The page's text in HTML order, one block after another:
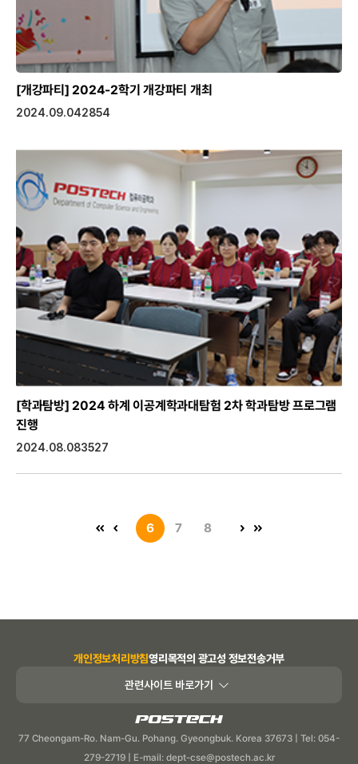
[개강파티] 2024-2학기 개강파티 개최
2024.09.042854
[학과탐방] 2024 하계 이공계학과대탐험 2차 학과탐방 프로그램
진행
2024.08.083527
6 7 8
개인정보처리방침영리목적의 광고성 정보전송거부
관련사이트 바로가기
77 Cheongam-Ro. Nam-Gu. Pohang. Gyeongbuk. Korea 37673 | Tel: 054-
279-2719 | E-mail: dept-cse@postech.ac.kr